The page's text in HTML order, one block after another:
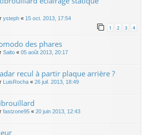
ysteph « 15 oct. 2013, 17:54
1 2 3 4
des phares
Salto « 05 août 2013, 20:17
recul à partir plaque arrière ?
LuisRocha « 26 juil. 2013, 18:49
fastzone95 « 20 juin 2013, 12:43